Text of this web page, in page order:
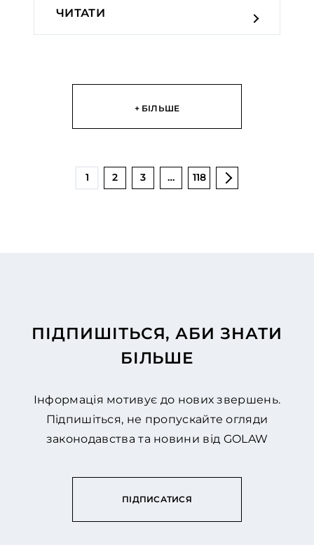
ЧИТАТИ
+ БІЛЬШЕ
1 2 3 … 118
ПІДПИШІТЬСЯ, АБИ ЗНАТИ
БІЛЬШЕ
Інформація мотивує до нових звершень.
Підпишіться, не пропускайте огляди
законодавства та новини від GOLAW
ПІДПИСАТИСЯ